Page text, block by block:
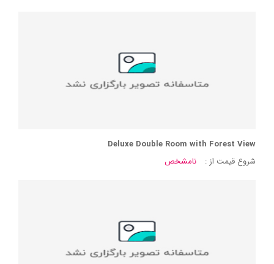
Deluxe Double Room with Forest View
شروع قیمت از :
نامشخص